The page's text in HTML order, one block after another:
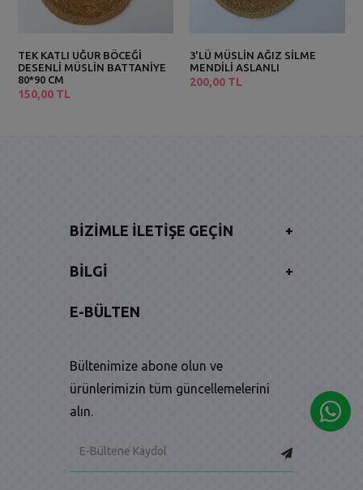
TEK KATLI UĞUR BÖCEĞİ
DESENLİ MÜSLİN BATTANİYE
80*90 CM
150,00 TL
3'LÜ MÜSLİN AĞIZ SİLME
MENDİLİ ASLANLI
200,00 TL
BIZIMLE İLETIŞE GEÇIN +
BILGI +
E-BÜLTEN
Bültenimize abone olun ve
ürünlerimizin tüm güncellemelerini
alın.